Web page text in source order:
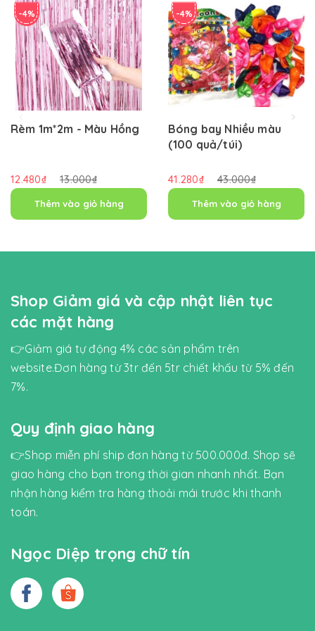
-4%
Rèm 1m*2m - Màu Hồng
12.480₫ 13.000₫
Thêm vào giỏ hàng
-4%
Bóng bay Nhiều màu
(100 quả/túi)
41.280₫ 43.000₫
Thêm vào giỏ hàng
Shop Giảm giá và cập nhật liên tục
các mặt hàng
👉Giảm giá tự động 4% các sản phẩm trên
website.Đơn hàng từ 3tr đến 5tr chiết khấu từ 5% đến
7%.
Quy định giao hàng
👉Shop miễn phí ship đơn hàng từ 500.000đ. Shop sẽ
giao hàng cho bạn trong thời gian nhanh nhất. Bạn
nhận hàng kiểm tra hàng thoải mái trước khi thanh
toán.
Ngọc Diệp trọng chữ tín